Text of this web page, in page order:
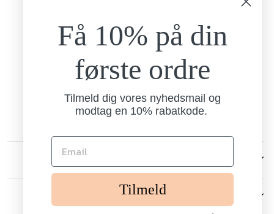
Mandag - torsdag
9.00-15.00
9.00-13.00
Nordlundvej 1
7330 Brande
CVR: 13238006
ANDRE
Få 10% på din
første ordre
Tilmeld dig vores nyhedsmail og
modtag en 10% rabatkode.
Tilmeld